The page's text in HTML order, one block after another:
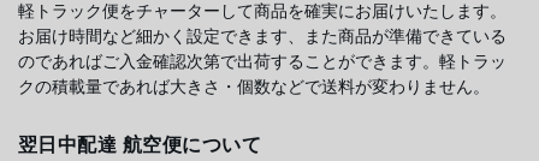
軽トラック便をチャーターして商品を確実にお届けいたします。
お届け時間など細かく設定できます、また商品が準備できている
のであればご入金確認次第で出荷することができます。軽トラッ
クの積載量であれば大きさ・個数などで送料が変わりません。
翌日中配達 航空便について